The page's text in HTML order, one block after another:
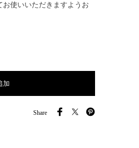
使いいただきますようお
加
Share